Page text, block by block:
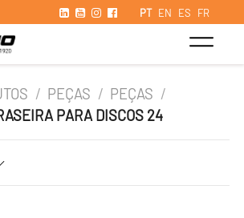
PT EN ES FR
/ PEÇAS / PEÇAS /
PARA DISCOS 24